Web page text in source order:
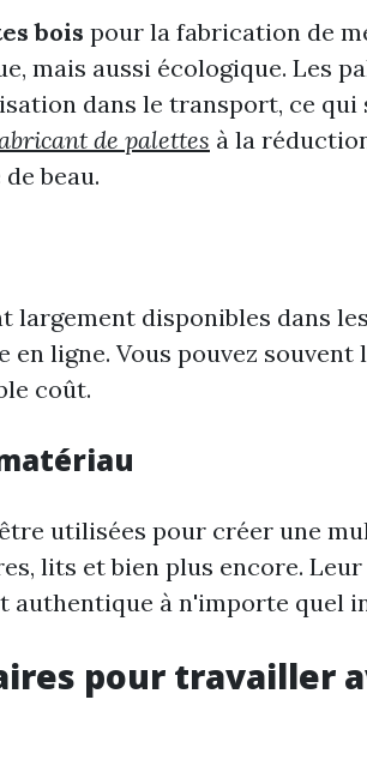
bois pour la fabrication de
mais aussi écologique. Les
dans le transport, ce qui
de palettes à la
beau.
largement disponibles dans
en ligne. Vous pouvez souvent
coût.
utilisées pour créer une
lits et bien plus encore.
authentique à n'importe quel
pour travailler